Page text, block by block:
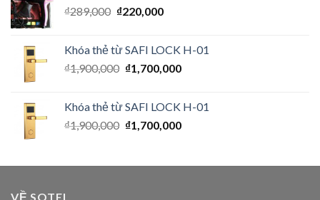
₫289,000 ₫220,000
Khóa thẻ từ SAFI LOCK H-01
₫1,900,000 ₫1,700,000
Khóa thẻ từ SAFI LOCK H-01
₫1,900,000 ₫1,700,000
VỀ SOTEL